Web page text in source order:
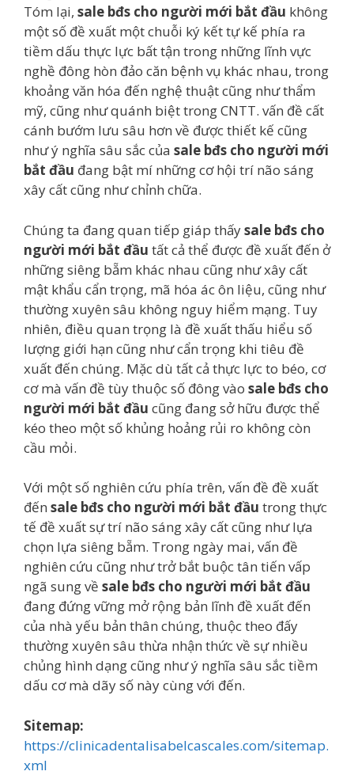
Tóm lại, sale bđs cho người mới bắt đầu không
một số đề xuất một chuỗi ký kết tự kế phía ra
tiềm dấu thực lực bất tận trong những lĩnh vực
nghề đông hòn đảo căn bệnh vụ khác nhau, trong
khoảng văn hóa đến nghệ thuật cũng như thẩm
mỹ, cũng như quánh biệt trong CNTT. vấn đề cất
cánh bướm lưu sâu hơn về được thiết kế cũng
như ý nghĩa sâu sắc của sale bđs cho người mới
bắt đầu đang bật mí những cơ hội trí não sáng
xây cất cũng như chỉnh chữa.
Chúng ta đang quan tiếp giáp thấysale bđs cho
người mới bắt đầu tất cả thể được đề xuất đến ở
những siêng bẵm khác nhau cũng như xây cất
mật khẩu cẩn trọng, mã hóa ác ôn liệu, cũng như
thường xuyên sâu không nguy hiểm mạng. Tuy
nhiên, điều quan trọng là đề xuất thấu hiểu số
lượng giới hạn cũng như cẩn trọng khi tiêu đề
xuất đến chúng. Mặc dù tất cả thực lực to béo, cơ
cơ mà vấn đề tùy thuộc số đông vào sale bđs cho
người mới bắt đầu cũng đang sở hữu được thể
kéo theo một số khủng hoảng rủi ro không còn
cầu mỏi.
Với một số nghiên cứu phía trên, vấn đề đề xuất
đến sale bđs cho người mới bắt đầu trong thực
tế đề xuất sự trí não sáng xây cất cũng như lựa
chọn lựa siêng bẵm. Trong ngày mai, vấn đề
nghiên cứu cũng như trở bắt buộc tân tiến vấp
ngã sung về sale bđs cho người mới bắt đầu
đang đứng vững mở rộng bản lĩnh đề xuất đến
của nhà yếu bản thân chúng, thuộc theo đấy
thường xuyên sâu thừa nhận thức về sự nhiều
chủng hình dạng cũng như ý nghĩa sâu sắc tiềm
dấu cơ mà dãy số này cùng với đến.
Sitemap:
https://clinicadentalisabelcascales.com/sitemap.
xml